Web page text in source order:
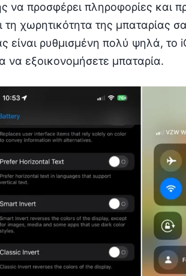
να προσφέρει πληροφορίες και
τη χωρητικότητα της μπαταρίας
είναι ρυθμισμένη πολύ ψηλά, το
να εξοικονομήσετε μπαταρία.